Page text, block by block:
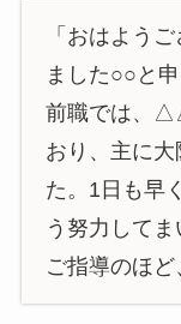
「おはよう
ました○○と申
前職では、
おり、主に
た。1日も早
う努力してま
ご指導のほど